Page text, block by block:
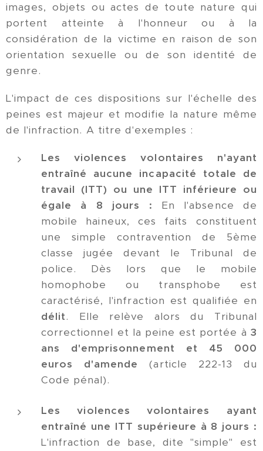
images, objets ou actes de toute nature qui
portent atteinte à l'honneur ou à la
considération de la victime en raison de son
orientation sexuelle ou de son identité de
genre.
L'impact de ces dispositions sur l'échelle des
peines est majeur et modifie la nature même
de l'infraction. A titre d'exemples :
Les violences volontaires n'ayant
entraîné aucune incapacité totale de
travail (ITT) ou une ITT inférieure ou
égale à 8 jours : En l'absence de
mobile haineux, ces faits constituent
une simple contravention de 5ème
classe jugée devant le Tribunal de
police. Dès lors que le mobile
homophobe ou transphobe est
caractérisé, l'infraction est qualifiée en
délit. Elle relève alors du Tribunal
correctionnel et la peine est portée à 3
ans d'emprisonnement et 45 000
euros d'amende
(article 222-13 du
Code pénal).
Les violences volontaires ayant
entraîné une ITT supérieure à 8 jours :
L'infraction de base, dite "simple" est